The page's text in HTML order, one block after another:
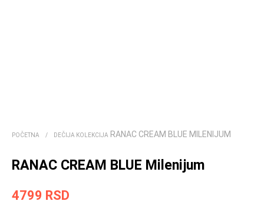
POČETNA / DEČIJA KOLEKCIJA RANAC CREAM BLUE MILENIJUM
RANAC CREAM BLUE Milenijum
4799 RSD